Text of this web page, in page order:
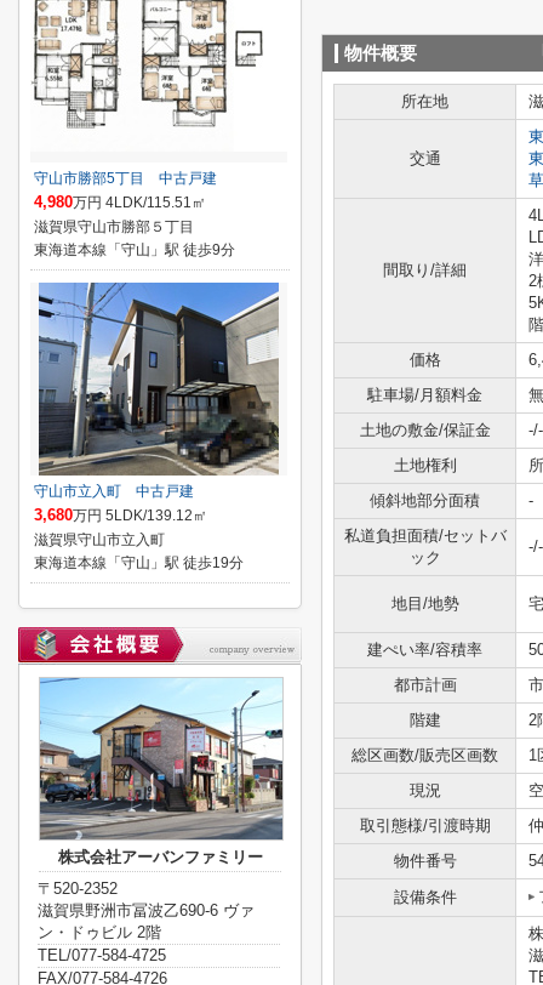
物件概要
所在地
交通
間取り/詳細
2
価格
駐車場/月額料金
土地の敷金/保証金
-/-
土地権利
傾斜地部分面積
-
私道負担面積/セットバ
ック
-/-
地目/地勢
建ぺい率/容積率
都市計画
階建
2
総区画数/販売区画数
1
現況
取引態様/引渡時期
物件番号
設備条件
守山市勝部5丁目 中古戸建
4,980万円 4LDK/115.51㎡
滋賀県守山市勝部５丁目
東海道本線「守山」駅 徒歩9分
守山市立入町 中古戸建
3,680万円 5LDK/139.12㎡
滋賀県守山市立入町
東海道本線「守山」駅 徒歩19分
株式会社アーバンファミリー
〒520-2352
滋賀県野洲市冨波乙690-6 ヴァ
ン・ドゥビル 2階
TEL/077-584-4725
FAX/077-584-4726